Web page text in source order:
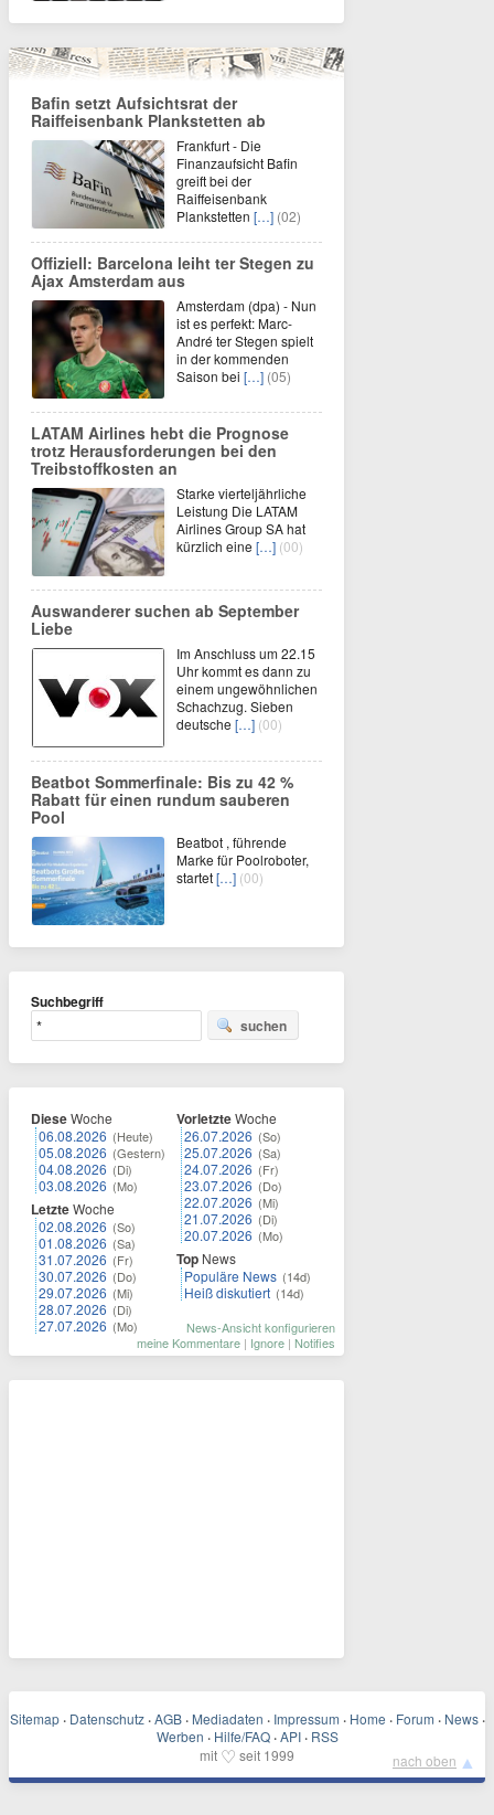
Bafin setzt Aufsichtsrat der
Raiffeisenbank Plankstetten ab
Frankfurt - Die
Finanzaufsicht Bafin
greift bei der
Raiffeisenbank
Plankstetten […] (02)
Offiziell: Barcelona leiht ter Stegen zu
Ajax Amsterdam aus
Amsterdam (dpa) - Nun
ist es perfekt: Marc-
André ter Stegen spielt
in der kommenden
Saison bei […] (05)
LATAM Airlines hebt die Prognose
trotz Herausforderungen bei den
Treibstoffkosten an
Starke vierteljährliche
Leistung Die LATAM
Airlines Group SA hat
kürzlich eine […] (00)
Auswanderer suchen ab September
Liebe
Im Anschluss um 22.15
Uhr kommt es dann zu
einem ungewöhnlichen
Schachzug. Sieben
deutsche […] (00)
Beatbot Sommerfinale: Bis zu 42 %
Rabatt für einen rundum sauberen
Pool
Beatbot , führende
Marke für Poolroboter,
startet[…] (00)
Suchbegriff
suchen
DieseWoche
06.08.2026 (Heute)
05.08.2026 (Gestern)
04.08.2026 (Di)
03.08.2026 (Mo)
LetzteWoche
02.08.2026 (So)
01.08.2026 (Sa)
31.07.2026 (Fr)
30.07.2026 (Do)
29.07.2026 (Mi)
28.07.2026 (Di)
27.07.2026 (Mo)
VorletzteWoche
26.07.2026 (So)
25.07.2026 (Sa)
24.07.2026 (Fr)
23.07.2026 (Do)
22.07.2026 (Mi)
21.07.2026 (Di)
20.07.2026 (Mo)
Top News
Populäre News (14d)
Heiß diskutiert (14d)
News-Ansicht konfigurieren
meine Kommentare | Ignore | Notifies
Sitemap · Datenschutz · AGB · Mediadaten · Impressum · Home · Forum · News ·
Werben · Hilfe/FAQ · API · RSS
mit ♡ seit 1999 nach oben ▲